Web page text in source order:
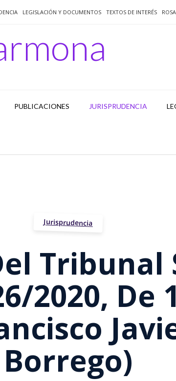
LEGISLACIÓN Y DOCUMENTOS TEXTOS DE INTERÉS
PUBLICACIONES JURISPRUDENCIA
Jurisprudencia
Tribunal
2020, De
Borrego)